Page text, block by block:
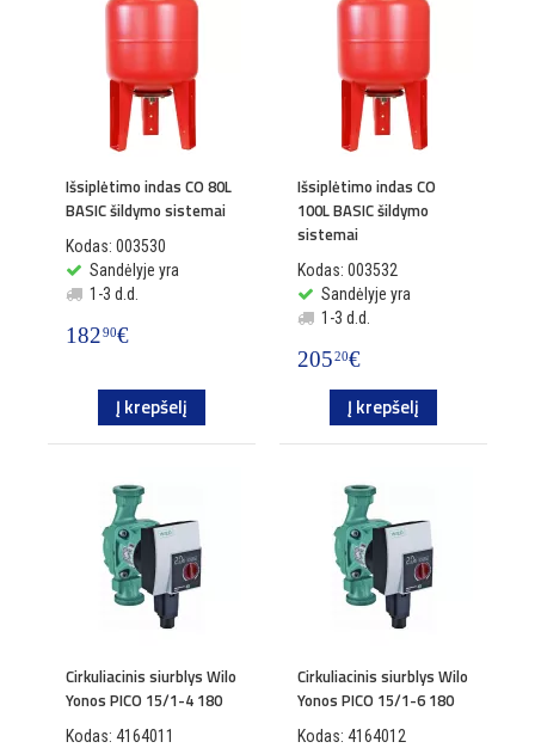
Išsiplėtimo indas CO 80L
BASIC šildymo sistemai
Kodas: 003530
Sandėlyje yra
1-3 d.d.
18290€
Į krepšelį
Išsiplėtimo indas CO
100L BASIC šildymo
sistemai
Kodas: 003532
Sandėlyje yra
1-3 d.d.
20520€
Į krepšelį
Cirkuliacinis siurblys Wilo
Yonos PICO 15/1-4 180
Kodas: 4164011
Cirkuliacinis siurblys Wilo
Yonos PICO 15/1-6 180
Kodas: 4164012